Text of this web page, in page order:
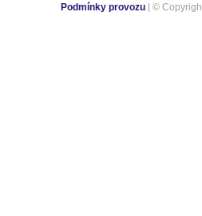
Podmínky provozu| ©